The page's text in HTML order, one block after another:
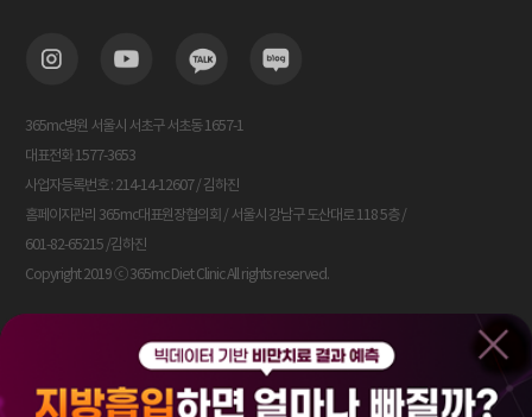
365mc병원 서울시 서초구 서초동 1657-1
대표전화 1577-3653
사업자등록번호 : 214-14-12607 / 김하진
홈페이지관리 365mc대표원장협의회 / 서울시 강남구 도산대로 118 5층 /
601-82-65215 /김하진
Copyright 2019 ⓒ 365mc Diet Clinic All rights reserved.